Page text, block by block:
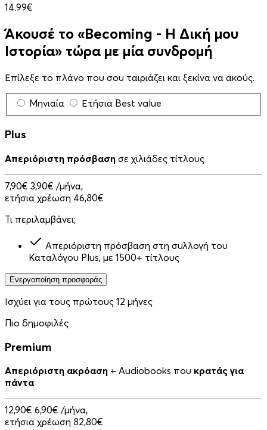
14.99€
Άκουσέ το «Becoming - Η Δική μου
Ιστορία» τώρα με μία συνδρομή
Επίλεξε το πλάνο που σου ταιριάζει και ξεκίνα να ακούς.
Μηνιαία Ετήσια Best value
Plus
Απεριόριστη πρόσβαση σε χιλιάδες τίτλους
7,90€ 3,90€ /μήνα,
ετήσια χρέωση 46,80€
Τι περιλαμβάνει;
Απεριόριστη πρόσβαση στη συλλογή του
Καταλόγου Plus, με 1500+ τίτλους
Ενεργοποίηση προσφοράς
Ισχύει για τους πρώτους 12 μήνες
Πιο δημοφιλές
Premium
Απεριόριστη ακρόαση + Audiobooks που κρατάς για
πάντα
12,90€ 6,90€ /μήνα,
ετήσια χρέωση 82,80€